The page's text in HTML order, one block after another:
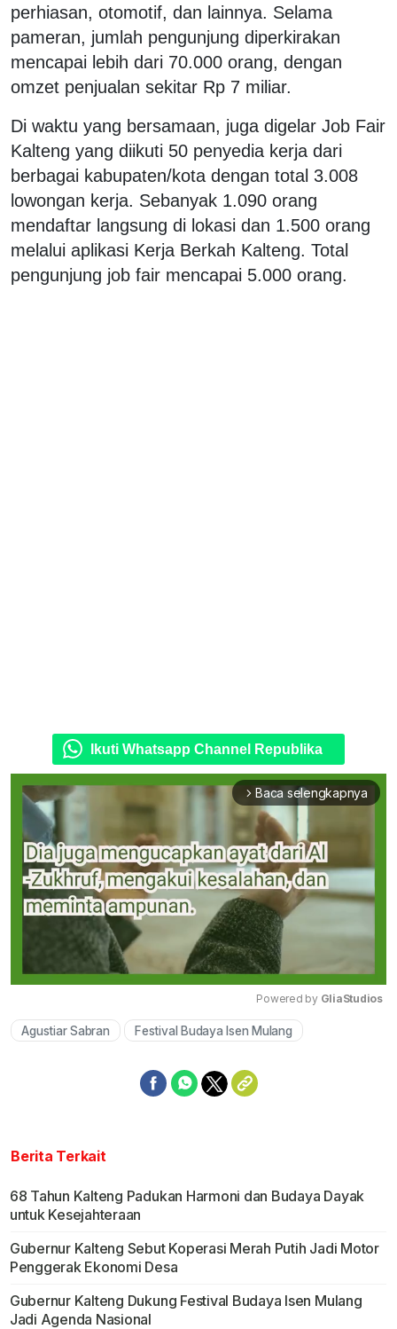
perhiasan, otomotif, dan lainnya. Selama
pameran, jumlah pengunjung diperkirakan
mencapai lebih dari 70.000 orang, dengan
omzet penjualan sekitar Rp 7 miliar.
Di waktu yang bersamaan, juga digelar Job Fair
Kalteng yang diikuti 50 penyedia kerja dari
berbagai kabupaten/kota dengan total 3.008
lowongan kerja. Sebanyak 1.090 orang
mendaftar langsung di lokasi dan 1.500 orang
melalui aplikasi Kerja Berkah Kalteng. Total
pengunjung job fair mencapai 5.000 orang.
Ikuti Whatsapp Channel Republika
arrow_forward_ios Baca selengkapnya
Powered by GliaStudios
Agustiar Sabran Festival Budaya Isen Mulang
Berita Terkait
68 Tahun Kalteng Padukan Harmoni dan Budaya Dayak
untuk Kesejahteraan
Gubernur Kalteng Sebut Koperasi Merah Putih Jadi Motor
Penggerak Ekonomi Desa
Gubernur Kalteng Dukung Festival Budaya Isen Mulang
Jadi Agenda Nasional